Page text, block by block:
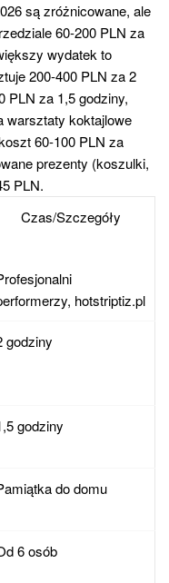
są zróżnicowane, ale
60-200 PLN za
wydatek to
200-400 PLN za 2
PLN za 1,5 godziny,
warsztaty koktajlowe
60-100 PLN za
prezenty (koszulki,
PLN.
Czas/Szczegóły
hotstriptiz.pl
godziny
godziny
do domu
6 osób